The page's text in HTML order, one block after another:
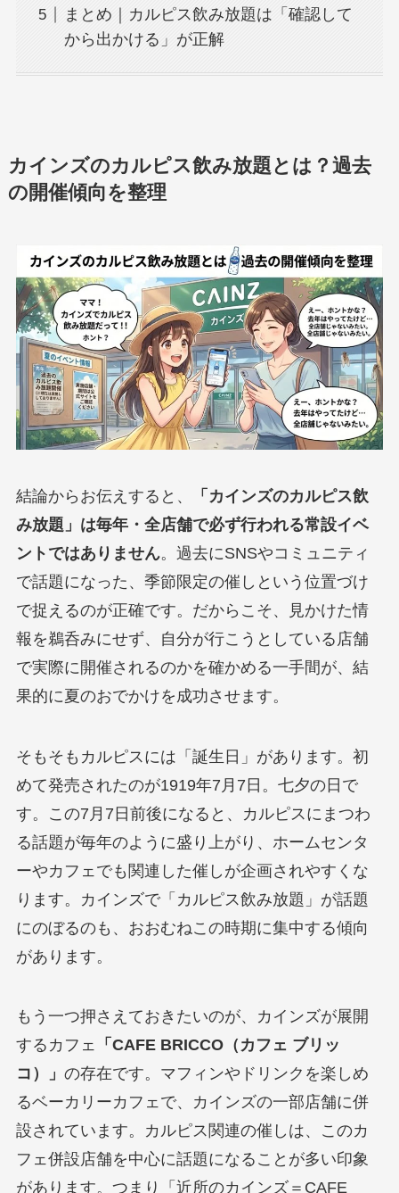
まとめ｜カルピス飲み放題は「確認して
から出かける」が正解
カインズのカルピス飲み放題とは？過去
の開催傾向を整理
結論からお伝えすると、
「カインズのカルピス飲
み放題」は毎年・全店舗で必ず行われる常設イベ
ントではありません。過去にSNSやコミュニティ
で話題になった、季節限定の催しという位置づけ
で捉えるのが正確です。だからこそ、見かけた情
報を鵜呑みにせず、自分が行こうとしている店舗
で実際に開催されるのかを確かめる一手間が、結
果的に夏のおでかけを成功させます。
そもそもカルピスには「誕生日」があります。初
めて発売されたのが1919年7月7日。七夕の日で
す。この7月7日前後になると、カルピスにまつわ
る話題が毎年のように盛り上がり、ホームセンタ
ーやカフェでも関連した催しが企画されやすくな
ります。カインズで「カルピス飲み放題」が話題
にのぼるのも、おおむねこの時期に集中する傾向
があります。
もう一つ押さえておきたいのが、カインズが展開
するカフェ 「CAFE BRICCO（カフェ ブリッ
コ）」 の存在です。マフィンやドリンクを楽しめ
るベーカリーカフェで、カインズの一部店舗に併
設されています。カルピス関連の催しは、このカ
フェ併設店舗を中心に話題になることが多い印象
があります。つまり「近所のカインズ＝CAFE